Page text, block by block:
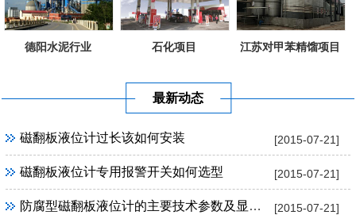
德阳水泥行业 石化项目 江苏对甲苯精馏项目
最新动态
[2015-07-21]
磁翻板液位计过长该如何安装
[2015-07-21]
磁翻板液位计专用报警开关如何选型
[2015-07-21]
防腐型磁翻板液位计的主要技术参数及显著特点